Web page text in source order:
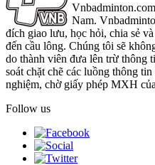
Nam.
đích giao lưu, học hỏi, chia sẻ
đến cầu lông. Chúng tôi sẽ
do thành viên đưa lên trừ thông
soát chặt chẽ các luồng thông
nghiệm, chờ giấy phép MXH
Follow us